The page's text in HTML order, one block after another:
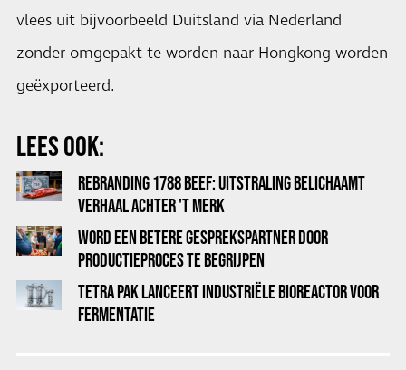
vlees uit bijvoorbeeld Duitsland via Nederland
zonder omgepakt te worden naar Hongkong worden
geëxporteerd.
LEES OOK:
REBRANDING 1788 BEEF: UITSTRALING BELICHAAMT
VERHAAL ACHTER 'T MERK
WORD EEN BETERE GESPREKSPARTNER DOOR
PRODUCTIEPROCES TE BEGRIJPEN
TETRA PAK LANCEERT INDUSTRIËLE BIOREACTOR VOOR
FERMENTATIE